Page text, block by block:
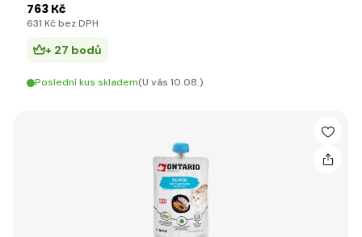
763 Kč
631 Kč bez DPH
+ 27 bodů
Poslední kus skladem(U vás 10.08.)